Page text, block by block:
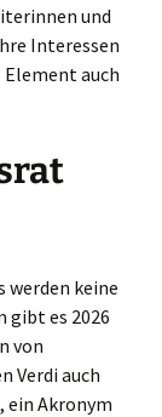
und
Interessen
auch
werden keine
gibt es 2026
von
Verdi auch
ein Akronym